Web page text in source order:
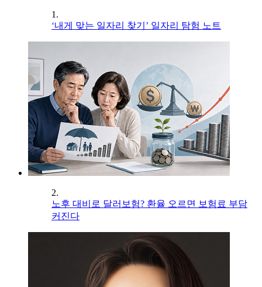
1.
‘내게 맞는 일자리 찾기’ 일자리 탐험 노트
2.
노후 대비로 달러보험? 환율 오르면 보험료 부담
커진다